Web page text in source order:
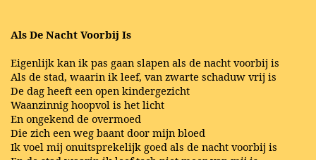
Als De Nacht Voorbij Is
Eigenlijk kan ik pas gaan slapen als de nacht voorbij is
Als de stad, waarin ik leef, van zwarte schaduw vrij is
De dag heeft een open kindergezicht
Waanzinnig hoopvol is het licht
En ongekend de overmoed
Die zich een weg baant door mijn bloed
Ik voel mij onuitsprekelijk goed als de nacht voorbij is